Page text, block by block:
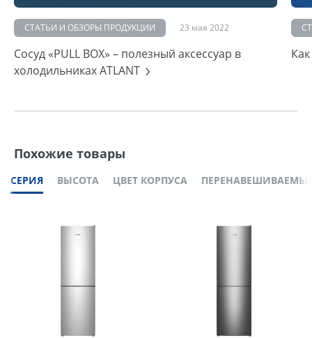
СТАТЬИ И ОБЗОРЫ ПРОДУКЦИИ 23 мая 2022
Сосуд «PULL BOX» – полезный аксессуар в
холодильниках ATLANT
Похожие товары
СЕРИЯ ВЫСОТА ЦВЕТ КОРПУСА